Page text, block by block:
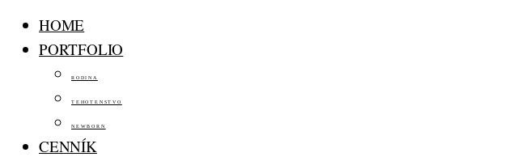
HOME
PORTFOLIO
RODINA
TEHOTENSTVO
NEWBORN
CENNÍK